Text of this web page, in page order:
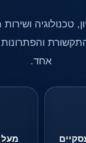
טכנולוגיה
אחד.
מעל 30 שנות